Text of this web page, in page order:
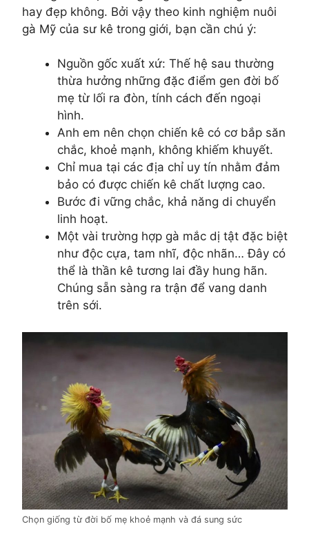
hay đẹp không. Bởi vậy theo kinh nghiệm nuôi
gà Mỹ của sư kê trong giới, bạn cần chú ý:
Nguồn gốc xuất xứ: Thế hệ sau thường
thừa hưởng những đặc điểm gen đời bố
mẹ từ lối ra đòn, tính cách đến ngoại
hình.
Anh em nên chọn chiến kê có cơ bắp săn
chắc, khoẻ mạnh, không khiếm khuyết.
Chỉ mua tại các địa chỉ uy tín nhằm đảm
bảo có được chiến kê chất lượng cao.
Bước đi vững chắc, khả năng di chuyển
linh hoạt.
Một vài trường hợp gà mắc dị tật đặc biệt
như độc cựa, tam nhĩ, độc nhãn… Đây có
thể là thần kê tương lai đầy hung hãn.
Chúng sẵn sàng ra trận để vang danh
trên sới.
Chọn giống từ đời bố mẹ khoẻ mạnh và đá sung sức